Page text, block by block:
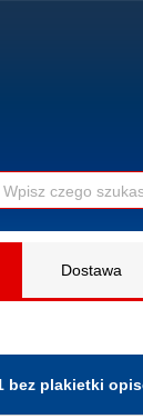
Dostawa
plakietki